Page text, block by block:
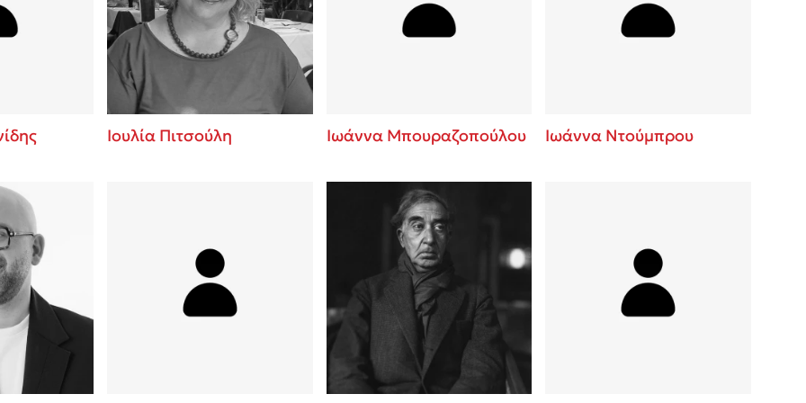
Baccalario
Εύκολη συνταγή για chicken BBQ pizza
από τον Άκη Πετρετζίκη!
3 βιβλία που μπορείς να διαβάσεις σε
Διακοπές με τα παιδιά: Η ανάγκη μας για
παύση σε μετωπική σύγκρουση με τη
Το μυστηριώδες βιβλίο που λίγοι έχουν
Ιουλία Πιτσούλη Ιωάννα Μπουραζοπούλου Ιωάννα Ντούμπρου